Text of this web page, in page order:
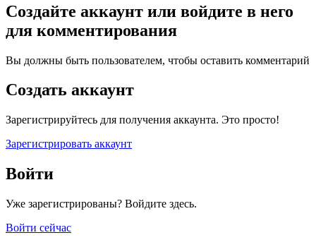
Создайте аккаунт или войдите в него
для комментирования
Вы должны быть пользователем, чтобы оставить комментарий
Создать аккаунт
Зарегистрируйтесь для получения аккаунта. Это просто!
Зарегистрировать аккаунт
Войти
Уже зарегистрированы? Войдите здесь.
Войти сейчас